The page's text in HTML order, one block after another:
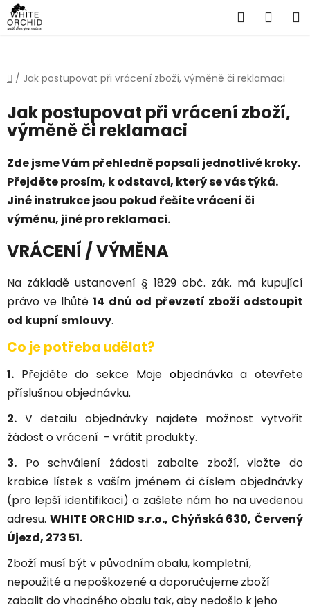
Přejít
na
obsah
Hledat
Domů
/ Jak postupovat při vrácení zboží, výměně či reklamaci
Jak postupovat při vrácení zboží,
výměně či reklamaci
Zde jsme Vám přehledně popsali jednotlivé kroky.
Přejděte prosím, k odstavci, který se vás týká.
Jiné instrukce jsou pokud řešíte vrácení či
výměnu, jiné pro reklamaci.
VRÁCENÍ / VÝMĚNA
Na základě ustanovení § 1829 obč. zák. má kupující
právo ve lhůtě14 dnů od převzetí zboží odstoupit
od kupní smlouvy.
Co je potřeba udělat?
1. Přejděte do sekce Moje objednávkaa otevřete
příslušnou objednávku.
2. V detailu objednávky najdete možnost vytvořit
žádost o vrácení - vrátit produkty.
3. Po schválení žádosti zabalte zboží, vložte do
krabice lístek s vaším jménem či číslem objednávky
(pro lepší identifikaci) a zašlete nám ho na uvedenou
adresu. WHITE ORCHID s.r.o., Chýňská 630, Červený
Újezd, 273 51.
Zboží musí být v původním obalu, kompletní,
nepoužité a nepoškozené a doporučujemezboží
zabalit do vhodného obalu tak, aby nedošlo k jeho